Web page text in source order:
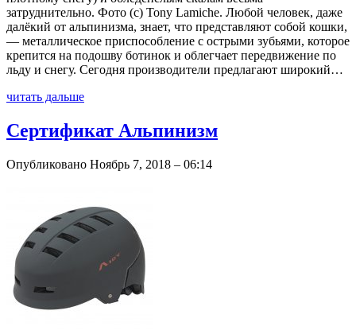
затруднительно. Фото (с) Tony Lamiche. Любой человек, даже
далёкий от альпинизма, знает, что представляют собой кошки,
— металлическое приспособление с острыми зубьями, которое
крепится на подошву ботинок и облегчает передвижение по
льду и снегу. Сегодня производители предлагают широкий…
читать дальше
Сертификат Альпинизм
Опубликовано Ноябрь 7, 2018 – 06:14